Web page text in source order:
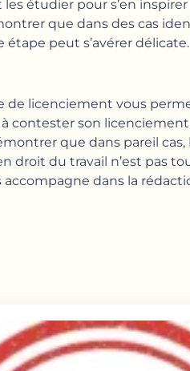
étudier pour s’en
que dans des cas
peut s’avérer délicate.
de licenciement vous
contester son
que dans pareil cas,
droit du travail n’est pas
accompagne dans la